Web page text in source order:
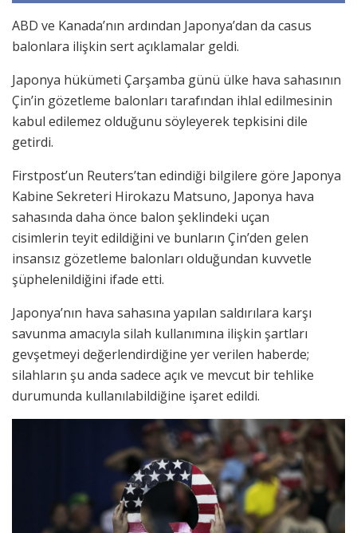
ABD ve Kanada’nın ardından Japonya’dan da casus
balonlara ilişkin sert açıklamalar geldi.
Japonya hükümeti Çarşamba günü ülke hava sahasının
Çin’in gözetleme balonları tarafından ihlal edilmesinin
kabul edilemez olduğunu söyleyerek tepkisini dile
getirdi.
Firstpost’un Reuters’tan edindiği bilgilere göre Japonya
Kabine Sekreteri Hirokazu Matsuno, Japonya hava
sahasında daha önce balon şeklindeki uçan
cisimlerin teyit edildiğini ve bunların Çin’den gelen
insansız gözetleme balonları olduğundan kuvvetle
şüphelenildiğini ifade etti.
Japonya’nın hava sahasına yapılan saldırılara karşı
savunma amacıyla silah kullanımına ilişkin şartları
gevşetmeyi değerlendirdiğine yer verilen haberde;
silahların şu anda sadece açık ve mevcut bir tehlike
durumunda kullanılabildiğine işaret edildi.